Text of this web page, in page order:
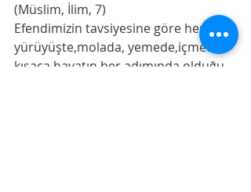
(Müslim, İlim, 7)
Efendimizin tavsiyesine göre her
yürüyüşte,molada, yemede,içmede
kısaca hayatın her adımında olduğu